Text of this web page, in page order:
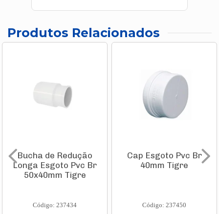
Produtos Relacionados
Bucha de Redução
Longa Esgoto Pvc Br
50x40mm Tigre
Código: 237434
Cap Esgoto Pvc Br
40mm Tigre
Código: 237450